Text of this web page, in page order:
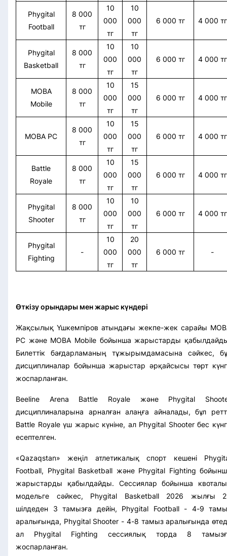
Phygital
Football
8 000
тг
10
000
тг
10
000
тг
6 000 тг 4 000 тг
Phygital
Basketball
8 000
тг
10
000
тг
10
000
тг
6 000 тг 4 000 тг
MOBA
Mobile
8 000
тг
10
000
тг
15
000
тг
6 000 тг 4 000 тг
MOBA PC
8 000
тг
10
000
тг
15
000
тг
6 000 тг 4 000 тг
Battle
Royale
8 000
тг
10
000
тг
15
000
тг
6 000 тг 4 000 тг
Phygital
Shooter
8 000
тг
10
000
тг
10
000
тг
6 000 тг 4 000 тг
Phygital
Fighting
-
10
000
тг
20
000
тг
6 000 тг -
Өткізу орындары мен жарыс күндері
Жақсылық Үшкемпіров атындағы жекпе-жек сарайы
PC және MOBA Mobile бойынша жарыстарды
Билеттік бағдарламаның тұжырымдамасына сәйкес,
дисциплиналар бойынша жарыстар әрқайсысы төрт
жоспарланған.
Beeline Arena Battle Royale және Phygital
дисциплиналарына арналған алаңға айналады, бұл
Battle Royale үш жарыс күніне, ал Phygital Shooter бес
есептелген.
«Qazaqstan» жеңіл атлетикалық спорт кешені
Football, Phygital Basketball және Phygital Fighting
жарыстарды қабылдайды. Сессиялар бойынша
модельге сәйкес, Phygital Basketball 2026 жылғы
шілдеден 3 тамызға дейін, Phygital Football - 4-9
аралығында, Phygital Shooter - 4-8 тамыз аралығында
ал Phygital Fighting сессиялық торда 8
жоспарланған.